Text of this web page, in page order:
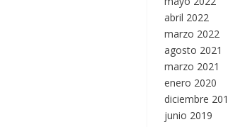
abril 2022
marzo 2022
agosto 2021
marzo 2021
enero 2020
diciembre
junio 2019